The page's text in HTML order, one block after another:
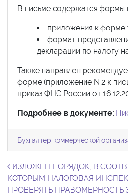
В письме содержатся формы
приложения к форме
формат
декларации по налогу
Также направлен
форме (приложение N 2 к
приказ ФНС России от
Подробнее в документе:
Бухгалтер коммерческой
Навигация по
ИЗЛОЖЕН ПОРЯДОК, В
КОТОРЫМ НАЛОГОВАЯ
ПРОВЕРЯТЬ ПРАВОМЕРНОСТЬ